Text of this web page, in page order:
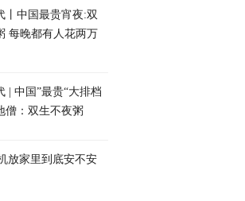
丨中国最贵宵夜:双
每晚都有人花两万
| 中国”最贵“大排档
僧：双生不夜粥
放家里到底安不安